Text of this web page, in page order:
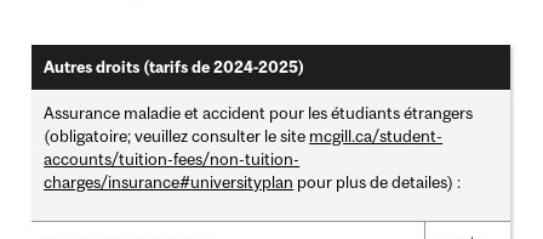
Autres droits (tarifs de 2024-2025)
Assurance maladie et accident pour les étudiants étrangers
(obligatoire; veuillez consulter le site mcgill.ca/student-
accounts/tuition-fees/non-tuition-
charges/insurance#universityplan pour plus de detailes) :